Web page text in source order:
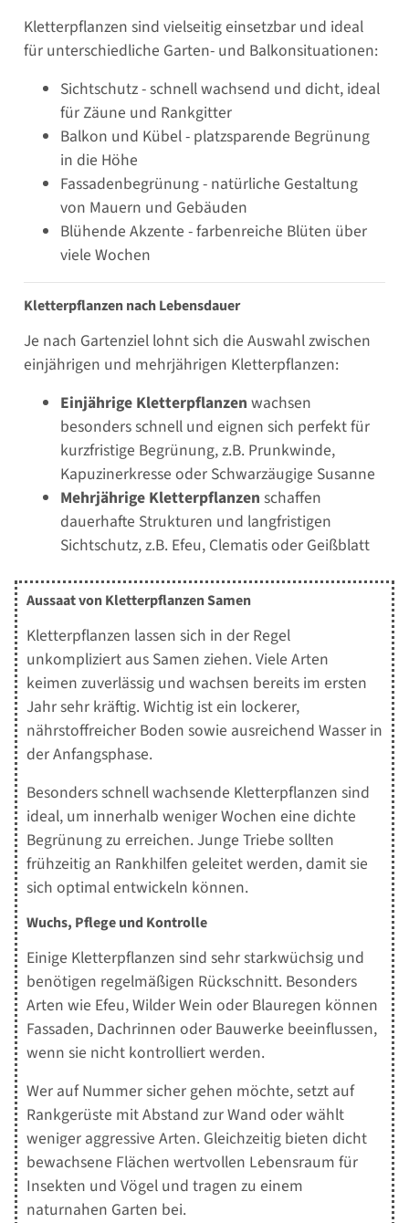
Kletterpflanzen sind vielseitig einsetzbar und ideal
für unterschiedliche Garten- und Balkonsituationen:
Sichtschutz - schnell wachsend und dicht, ideal
für Zäune und Rankgitter
Balkon und Kübel - platzsparende Begrünung
in die Höhe
Fassadenbegrünung - natürliche Gestaltung
von Mauern und Gebäuden
Blühende Akzente - farbenreiche Blüten über
viele Wochen
Kletterpflanzen nach Lebensdauer
Je nach Gartenziel lohnt sich die Auswahl zwischen
einjährigen und mehrjährigen Kletterpflanzen:
Einjährige Kletterpflanzen wachsen
besonders schnell und eignen sich perfekt für
kurzfristige Begrünung, z.B. Prunkwinde,
Kapuzinerkresse oder Schwarzäugige Susanne
Mehrjährige Kletterpflanzen schaffen
dauerhafte Strukturen und langfristigen
Sichtschutz, z.B. Efeu, Clematis oder Geißblatt
Aussaat von Kletterpflanzen Samen
Kletterpflanzen lassen sich in der Regel
unkompliziert aus Samen ziehen. Viele Arten
keimen zuverlässig und wachsen bereits im ersten
Jahr sehr kräftig. Wichtig ist ein lockerer,
nährstoffreicher Boden sowie ausreichend Wasser in
der Anfangsphase.
Besonders schnell wachsende Kletterpflanzen sind
ideal, um innerhalb weniger Wochen eine dichte
Begrünung zu erreichen. Junge Triebe sollten
frühzeitig an Rankhilfen geleitet werden, damit sie
sich optimal entwickeln können.
Wuchs, Pflege und Kontrolle
Einige Kletterpflanzen sind sehr starkwüchsig und
benötigen regelmäßigen Rückschnitt. Besonders
Arten wie Efeu, Wilder Wein oder Blauregen können
Fassaden, Dachrinnen oder Bauwerke beeinflussen,
wenn sie nicht kontrolliert werden.
Wer auf Nummer sicher gehen möchte, setzt auf
Rankgerüste mit Abstand zur Wand oder wählt
weniger aggressive Arten. Gleichzeitig bieten dicht
bewachsene Flächen wertvollen Lebensraum für
Insekten und Vögel und tragen zu einem
naturnahen Garten bei.